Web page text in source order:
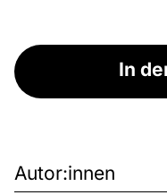
In
Autor:innen